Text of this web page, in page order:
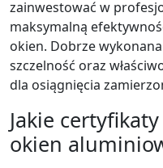
zainwestować w
maksymalną
okien. Dobrze
szczelność oraz
dla osiągnięcia
Jakie
okien